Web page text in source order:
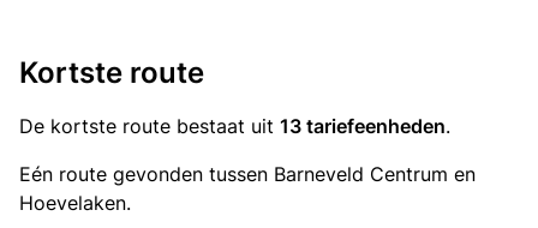
Kortste route
De kortste route bestaat uit 13 tariefeenheden.
Eén route gevonden tussen Barneveld Centrum en
Hoevelaken.